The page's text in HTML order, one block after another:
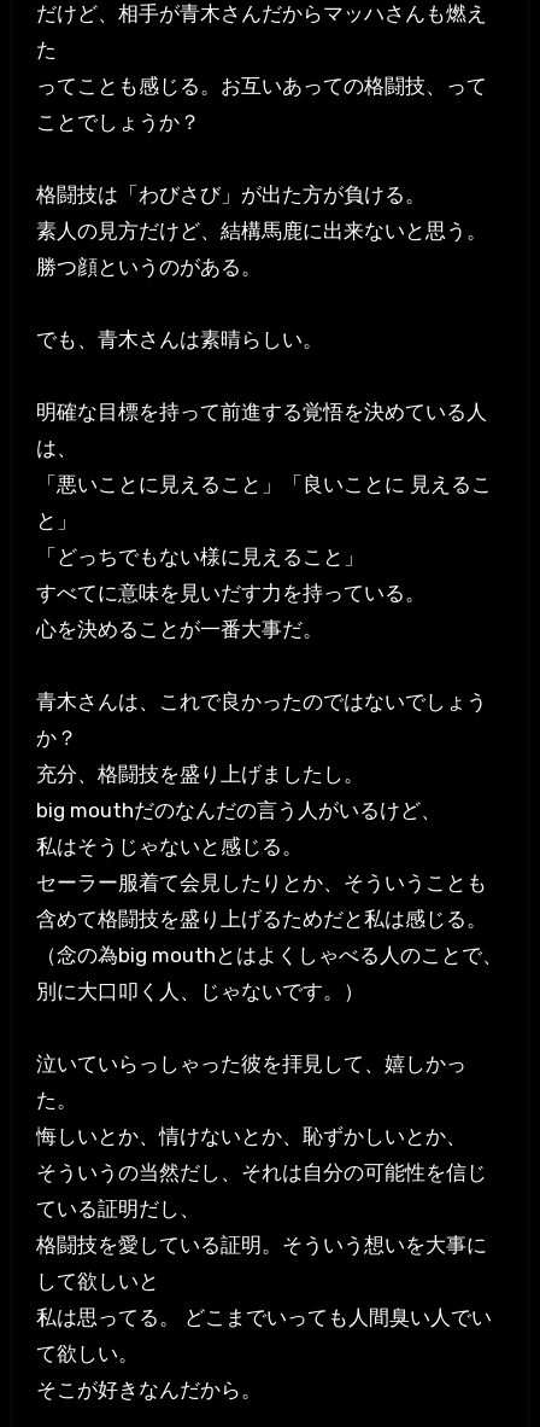
だけど、相手が青木さんだからマッハさんも燃え
た
ってことも感じる。お互いあっての格闘技、って
ことでしょうか？
格闘技は「わびさび」が出た方が負ける。
素人の見方だけど、結構馬鹿に出来ないと思う。
勝つ顔というのがある。
でも、青木さんは素晴らしい。
明確な目標を持って前進する覚悟を決めている人
は、
「悪いことに見えること」「良いことに 見えるこ
と」
「どっちでもない様に見えること」
すべてに意味を見いだす力を持っている。
心を決めることが一番大事だ。
青木さんは、これで良かったのではないでしょう
か？
充分、格闘技を盛り上げましたし。
big mouthだのなんだの言う人がいるけど、
私はそうじゃないと感じる。
セーラー服着て会見したりとか、そういうことも
含めて格闘技を盛り上げるためだと私は感じる。
（念の為big mouthとはよくしゃべる人のことで、
別に大口叩く人、じゃないです。）
泣いていらっしゃった彼を拝見して、嬉しかっ
た。
悔しいとか、情けないとか、恥ずかしいとか、
そういうの当然だし、それは自分の可能性を信じ
ている証明だし、
格闘技を愛している証明。そういう想いを大事に
して欲しいと
私は思ってる。 どこまでいっても人間臭い人でい
て欲しい。
そこが好きなんだから。